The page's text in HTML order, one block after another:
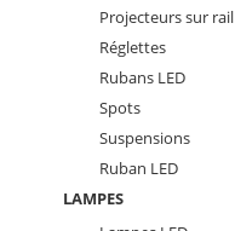
Projecteurs sur rail
Réglettes
Rubans LED
Spots
Suspensions
Ruban LED
LAMPES